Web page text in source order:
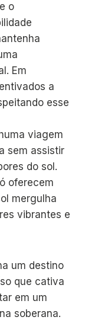
o
Em
a
esse
viagem
sem assistir
do sol.
oferecem
mergulha
vibrantes e
um destino
que cativa
em um
soberana.